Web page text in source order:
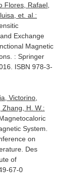
Flores, Rafael,
et. al.:
Exchange
Magnetic
. : Springer
ISBN 978-3-
Victorino,
Zhang, H. W.:
System.
on
. Des
of
67-0